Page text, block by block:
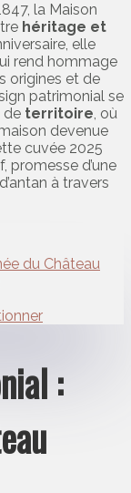
la Maison
héritage et
elle
rend hommage
origines et de
patrimonial se
de territoire, où
devenue
cuvée 2025
promesse d’une
à travers
du Château
: